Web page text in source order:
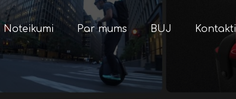
Noteikumi Par mums BUJ Kontakti